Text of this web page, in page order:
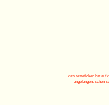
das resteficken hat auf
angefangen, schon